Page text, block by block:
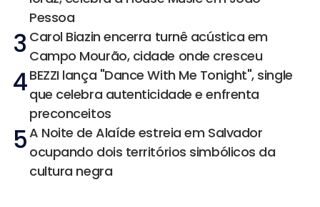
Pessoa
3 Carol Biazin encerra turnê acústica em
Campo Mourão, cidade onde cresceu
4BEZZI lança "Dance With Me Tonight", single
que celebra autenticidade e enfrenta
preconceitos
5A Noite de Alaíde estreia em Salvador
ocupando dois territórios simbólicos da
cultura negra